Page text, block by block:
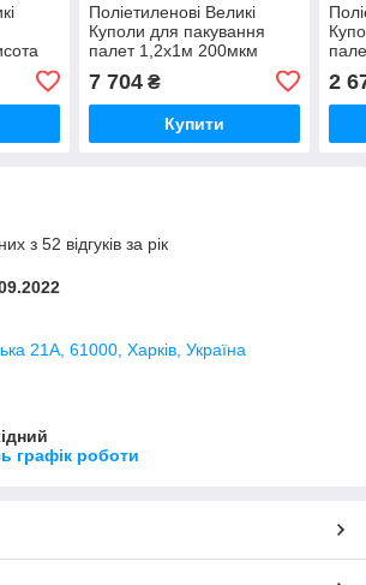
Поліетиленові Великі
Куполи для пакування
палет 1,2х1м 200мкм
(вторинний PE) 10шт
7 704₴
Купити
2
з 52 відгуків за рік
21А, 61000, Харків, Україна
графік роботи